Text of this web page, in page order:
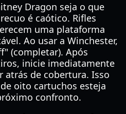
Dragon seja o que
é caótico. Rifles
uma plataforma
Ao usar a Winchester,
(completar). Após
inicie imediatamente
atrás de cobertura. Isso
oito cartuchos esteja
confronto.